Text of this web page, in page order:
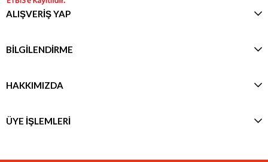
ALIŞVERİŞ YAP
BİLGİLENDİRME
HAKKIMIZDA
ÜYE İŞLEMLERİ